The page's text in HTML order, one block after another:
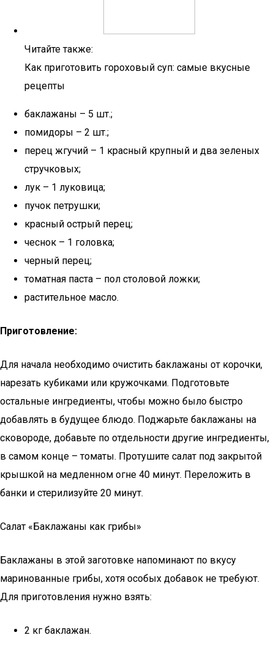
Читайте также:
Как приготовить гороховый суп: самые вкусные
рецепты
баклажаны – 5 шт.;
помидоры – 2 шт.;
перец жгучий – 1 красный крупный и два зеленых
стручковых;
лук – 1 луковица;
пучок петрушки;
красный острый перец;
чеснок – 1 головка;
черный перец;
томатная паста – пол столовой ложки;
растительное масло.
Приготовление:
Для начала необходимо очистить баклажаны от корочки,
нарезать кубиками или кружочками. Подготовьте
остальные ингредиенты, чтобы можно было быстро
добавлять в будущее блюдо. Поджарьте баклажаны на
сковороде, добавьте по отдельности другие ингредиенты,
в самом конце – томаты. Протушите салат под закрытой
крышкой на медленном огне 40 минут. Переложить в
банки и стерилизуйте 20 минут.
Салат «Баклажаны как грибы»
Баклажаны в этой заготовке напоминают по вкусу
маринованные грибы, хотя особых добавок не требуют.
Для приготовления нужно взять:
2 кг баклажан.